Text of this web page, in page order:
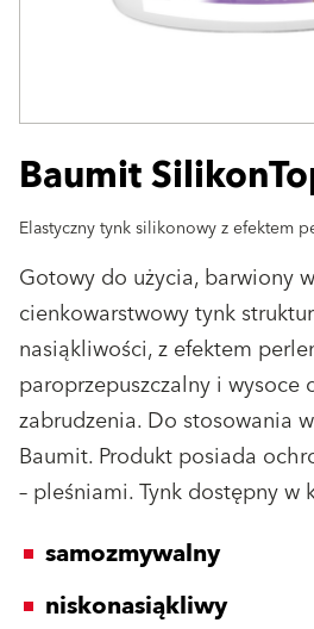
Baumit
Elastyczny tynk silikonowy z efektem
Gotowy do użycia, barwiony
cienkowarstwowy tynk
nasiąkliwości, z efektem
paroprzepuszczalny i wysoce
zabrudzenia. Do stosowania
Baumit. Produkt posiada
– pleśniami. Tynk dostępny w
samozmywalny
niskonasiąkliwy